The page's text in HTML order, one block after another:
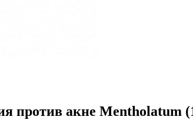
против акне Mentholatum